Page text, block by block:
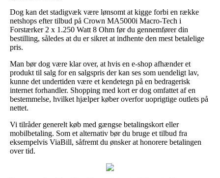
Dog kan det stadigvæk være lønsomt at kigge forbi en række
netshops efter tilbud på Crown MA5000i Macro-Tech i
Forstærker 2 x 1.250 Watt 8 Ohm før du gennemfører din
bestilling, således at du er sikret at indhente den mest betalelige
pris.
Man bør dog være klar over, at hvis en e-shop afhænder et
produkt til salg for en salgspris der kan ses som uendeligt lav,
kunne det undertiden være et kendetegn på en bedragerisk
internet forhandler. Shopping med kort er dog omfattet af en
bestemmelse, hvilket hjælper køber overfor uoprigtige outlets på
nettet.
Vi tilråder generelt køb med gængse betalingskort eller
mobilbetaling. Som et alternativ bør du bruge et tilbud fra
eksempelvis ViaBill, såfremt du ønsker at honorere betalingen
over tid.